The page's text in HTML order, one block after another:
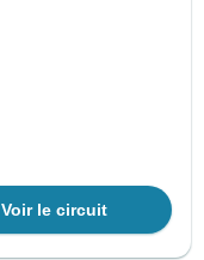
Voir le circuit